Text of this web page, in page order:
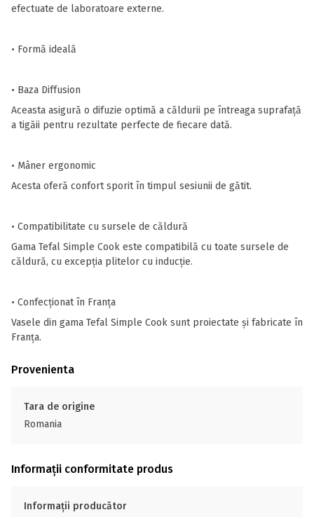
efectuate de laboratoare externe.
• Formă ideală
• Baza Diffusion
Aceasta asigură o difuzie optimă a căldurii pe întreaga suprafață
a tigăii pentru rezultate perfecte de fiecare dată.
• Mâner ergonomic
Acesta oferă confort sporit în timpul sesiunii de gătit.
• Compatibilitate cu sursele de căldură
Gama Tefal Simple Cook este compatibilă cu toate sursele de
căldură, cu excepția plitelor cu inducție.
• Confecționat în Franța
Vasele din gama Tefal Simple Cook sunt proiectate și fabricate în
Franța.
Provenienta
Tara de origine
Romania
Informații conformitate produs
Informații producător